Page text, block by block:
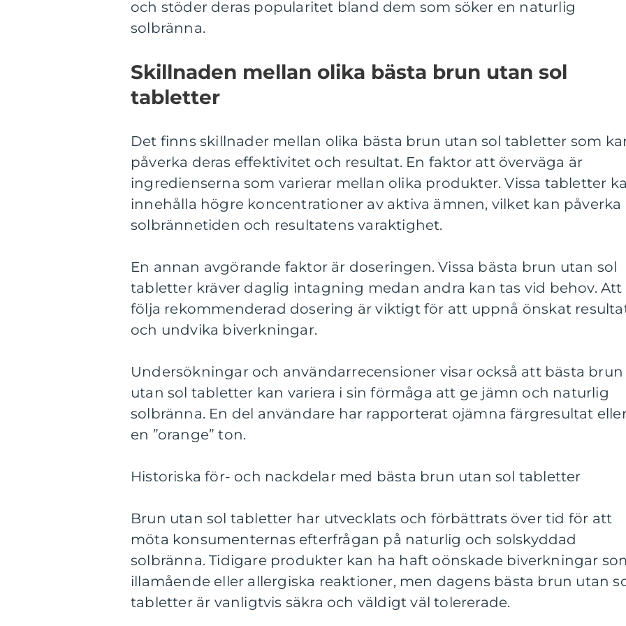
och stöder deras popularitet bland dem som söker en naturlig
solbränna.
Skillnaden mellan olika bästa brun utan sol
tabletter
Det finns skillnader mellan olika bästa brun utan sol tabletter som
påverka deras effektivitet och resultat. En faktor att överväga är
ingredienserna som varierar mellan olika produkter. Vissa tabletter
innehålla högre koncentrationer av aktiva ämnen, vilket kan påverka
solbrännetiden och resultatens varaktighet.
En annan avgörande faktor är doseringen. Vissa bästa brun utan sol
tabletter kräver daglig intagning medan andra kan tas vid behov. Att
följa rekommenderad dosering är viktigt för att uppnå önskat
och undvika biverkningar.
Undersökningar och användarrecensioner visar också att bästa brun
utan sol tabletter kan variera i sin förmåga att ge jämn och naturlig
solbränna. En del användare har rapporterat ojämna färgresultat
en ”orange” ton.
Historiska för- och nackdelar med bästa brun utan sol tabletter
Brun utan sol tabletter har utvecklats och förbättrats över tid för att
möta konsumenternas efterfrågan på naturlig och solskyddad
solbränna. Tidigare produkter kan ha haft oönskade biverkningar
illamående eller allergiska reaktioner, men dagens bästa brun utan
tabletter är vanligtvis säkra och väldigt väl tolererade.